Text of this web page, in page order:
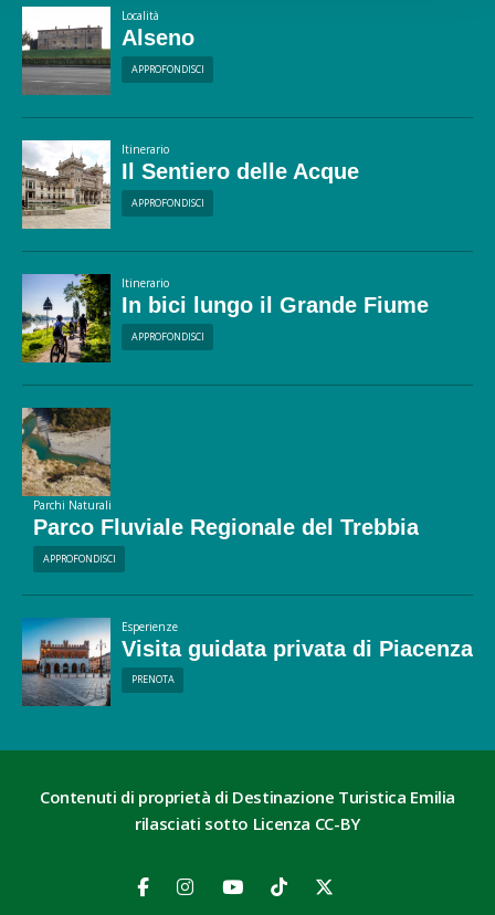
Località
Alseno
APPROFONDISCI
Itinerario
Il Sentiero delle Acque
APPROFONDISCI
Itinerario
In bici lungo il Grande Fiume
APPROFONDISCI
Parchi Naturali
Parco Fluviale Regionale del Trebbia
APPROFONDISCI
Esperienze
Visita guidata privata di Piacenza
PRENOTA
Contenuti di proprietà di Destinazione Turistica Emilia
rilasciati sotto Licenza CC-BY